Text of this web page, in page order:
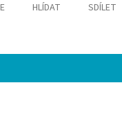
HLÍDAT SDÍLET